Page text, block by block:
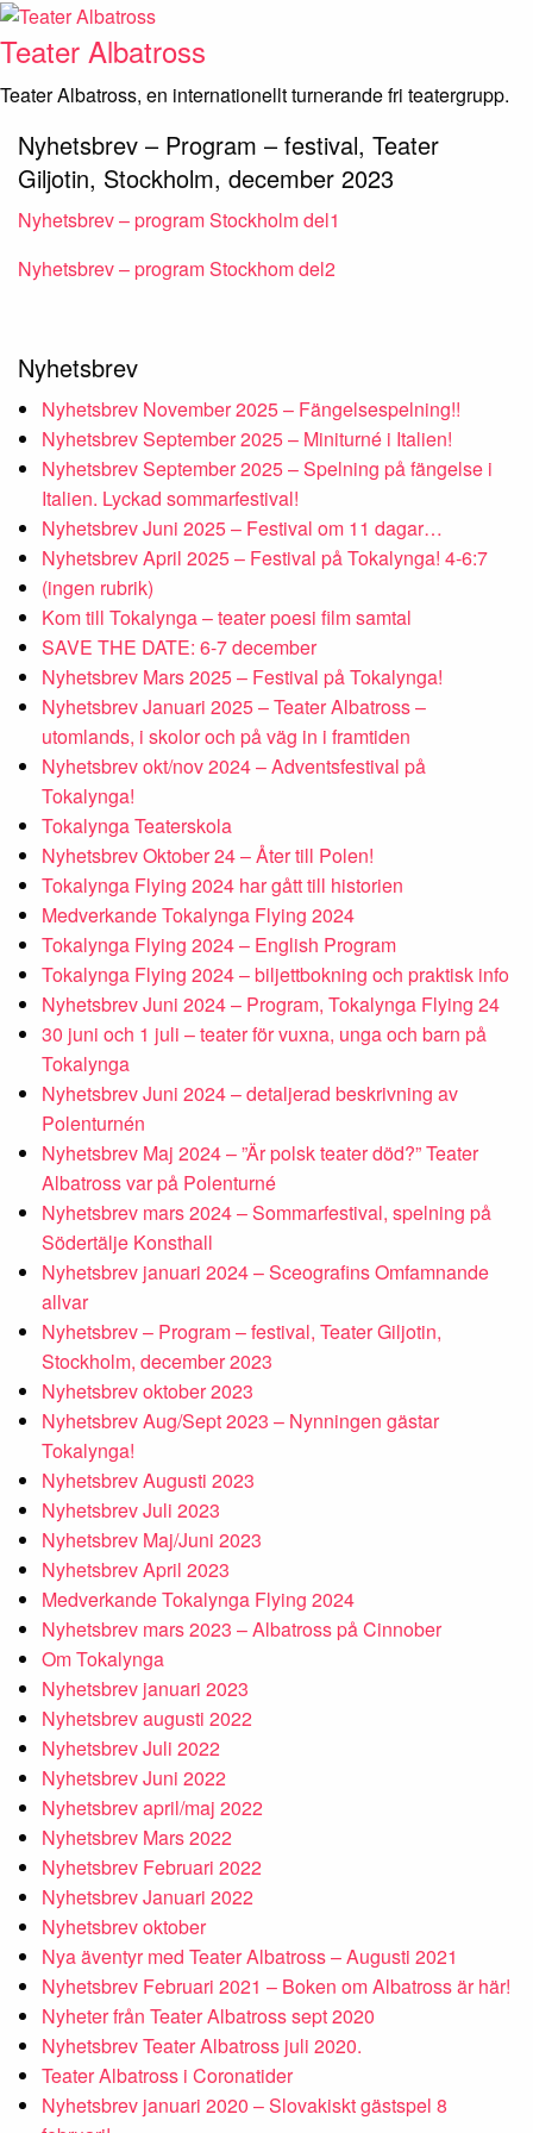
Skip
to
content
Teater Albatross
Teater Albatross, en internationellt turnerande fri teatergrupp.
Nyhetsbrev – Program – festival, Teater
Giljotin, Stockholm, december 2023
Nyhetsbrev – program Stockholm del1
Nyhetsbrev – program Stockhom del2
Nyhetsbrev
Nyhetsbrev November 2025 – Fängelsespelning!!
Nyhetsbrev September 2025 – Miniturné i Italien!
Nyhetsbrev September 2025 – Spelning på fängelse i
Italien. Lyckad sommarfestival!
Nyhetsbrev Juni 2025 – Festival om 11 dagar…
Nyhetsbrev April 2025 – Festival på Tokalynga! 4-6:7
(ingen rubrik)
Kom till Tokalynga – teater poesi film samtal
SAVE THE DATE: 6-7 december
Nyhetsbrev Mars 2025 – Festival på Tokalynga!
Nyhetsbrev Januari 2025 – Teater Albatross –
utomlands, i skolor och på väg in i framtiden
Nyhetsbrev okt/nov 2024 – Adventsfestival på
Tokalynga!
Tokalynga Teaterskola
Nyhetsbrev Oktober 24 – Åter till Polen!
Tokalynga Flying 2024 har gått till historien
Medverkande Tokalynga Flying 2024
Tokalynga Flying 2024 – English Program
Tokalynga Flying 2024 – biljettbokning och praktisk info
Nyhetsbrev Juni 2024 – Program, Tokalynga Flying 24
30 juni och 1 juli – teater för vuxna, unga och barn på
Tokalynga
Nyhetsbrev Juni 2024 – detaljerad beskrivning av
Polenturnén
Nyhetsbrev Maj 2024 – ”Är polsk teater död?” Teater
Albatross var på Polenturné
Nyhetsbrev mars 2024 – Sommarfestival, spelning på
Södertälje Konsthall
Nyhetsbrev januari 2024 – Sceografins Omfamnande
allvar
Nyhetsbrev – Program – festival, Teater Giljotin,
Stockholm, december 2023
Nyhetsbrev oktober 2023
Nyhetsbrev Aug/Sept 2023 – Nynningen gästar
Tokalynga!
Nyhetsbrev Augusti 2023
Nyhetsbrev Juli 2023
Nyhetsbrev Maj/Juni 2023
Nyhetsbrev April 2023
Medverkande Tokalynga Flying 2024
Nyhetsbrev mars 2023 – Albatross på Cinnober
Om Tokalynga
Nyhetsbrev januari 2023
Nyhetsbrev augusti 2022
Nyhetsbrev Juli 2022
Nyhetsbrev Juni 2022
Nyhetsbrev april/maj 2022
Nyhetsbrev Mars 2022
Nyhetsbrev Februari 2022
Nyhetsbrev Januari 2022
Nyhetsbrev oktober
Nya äventyr med Teater Albatross – Augusti 2021
Nyhetsbrev Februari 2021 – Boken om Albatross är här!
Nyheter från Teater Albatross sept 2020
Nyhetsbrev Teater Albatross juli 2020.
Teater Albatross i Coronatider
Nyhetsbrev januari 2020 – Slovakiskt gästspel 8